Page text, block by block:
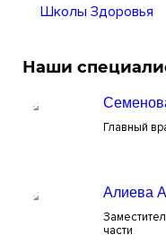
Школы Здоровья
Наши
Главный
Алиева
части